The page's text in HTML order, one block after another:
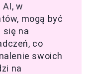
w
mogą być
się na
co
swoich
na